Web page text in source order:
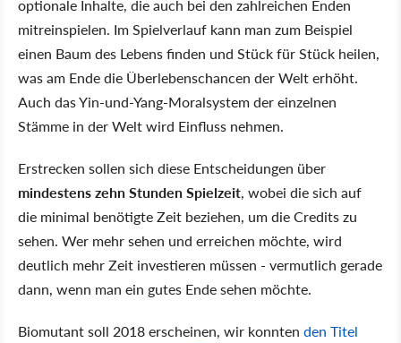
optionale Inhalte, die auch bei den zahlreichen Enden
mitreinspielen. Im Spielverlauf kann man zum Beispiel
einen Baum des Lebens finden und Stück für Stück heilen,
was am Ende die Überlebenschancen der Welt erhöht.
Auch das Yin-und-Yang-Moralsystem der einzelnen
Stämme in der Welt wird Einfluss nehmen.
Erstrecken sollen sich diese Entscheidungen über
mindestens zehn Stunden Spielzeit, wobei die sich auf
die minimal benötigte Zeit beziehen, um die Credits zu
sehen. Wer mehr sehen und erreichen möchte, wird
deutlich mehr Zeit investieren müssen - vermutlich gerade
dann, wenn man ein gutes Ende sehen möchte.
Biomutant soll 2018 erscheinen, wir konnten den Titel